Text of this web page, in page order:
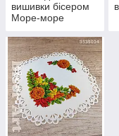
вишивки бісером
Море-море